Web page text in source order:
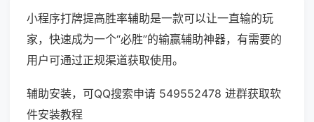
小程序打牌提高胜率辅助是一款可以让一直输的玩
家，快速成为一个“必胜”的输赢辅助神器，有需要的
用户可通过正规渠道获取使用。
辅助安装，可QQ搜索申请 549552478 进群获取软
件安装教程